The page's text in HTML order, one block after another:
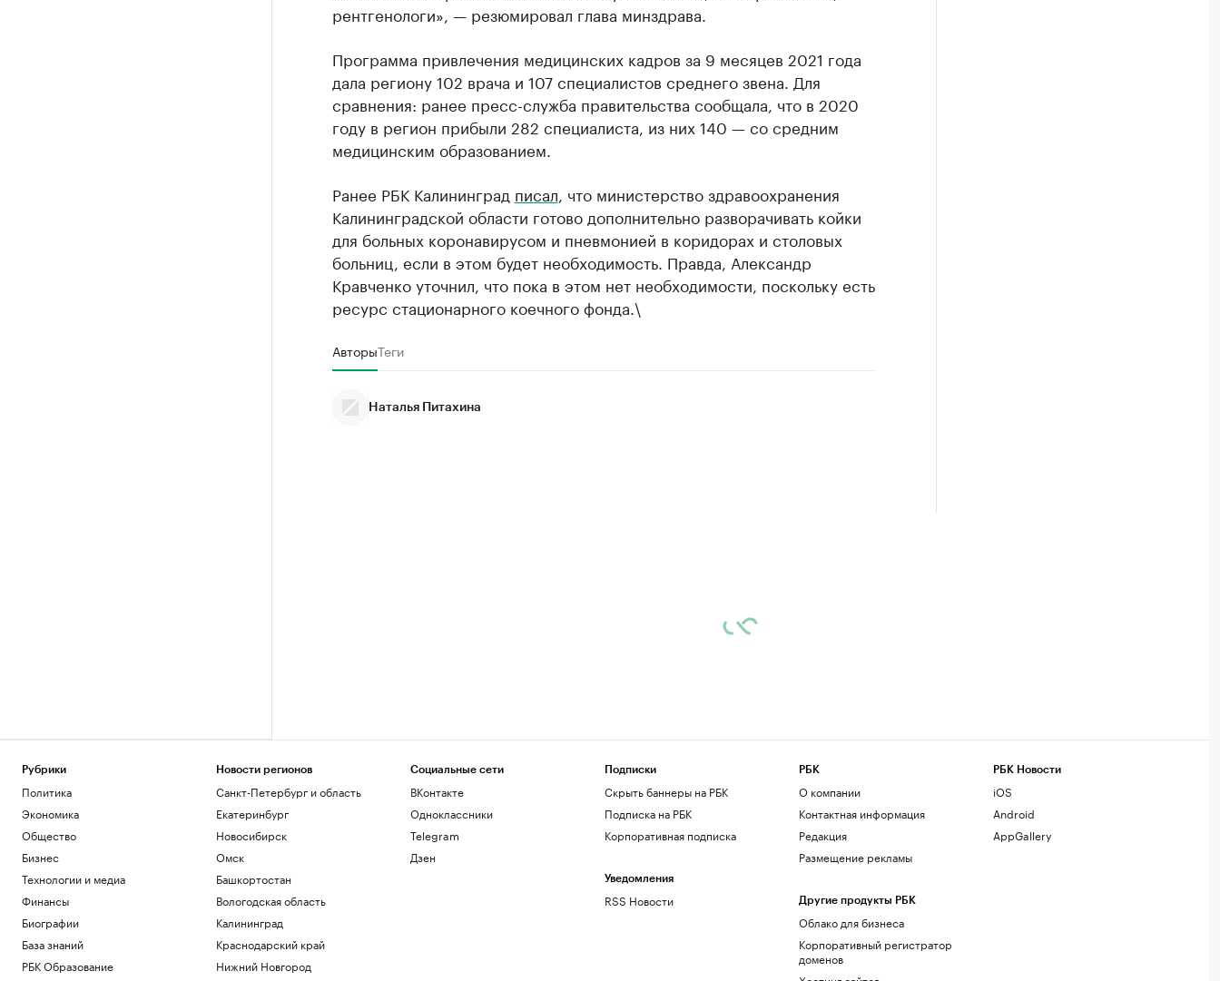
рентгенологи», — резюмировал глава минздрава.
Программа привлечения медицинских кадров за 9 месяцев 2021 года
дала региону 102 врача и 107 специалистов среднего звена. Для
сравнения: ранее пресс-служба правительства сообщала, что в 2020
году в регион прибыли 282 специалиста, из них 140 — со средним
медицинским образованием.
Ранее РБК Калининград писал, что министерство здравоохранения
Калининградской области готово дополнительно разворачивать койки
для больных коронавирусом и пневмонией в коридорах и столовых
больниц, если в этом будет необходимость. Правда, Александр
Кравченко уточнил, что пока в этом нет необходимости, поскольку есть
ресурс стационарного коечного фонда.\
АвторыТеги
Наталья Питахина
Рубрики
Политика
Экономика
Общество
Бизнес
Технологии и медиа
Финансы
Биографии
База знаний
РБК Образование
Новости регионов
Санкт-Петербург и область
Екатеринбург
Новосибирск
Омск
Башкортостан
Вологодская область
Калининград
Краснодарский край
Нижний Новгород
Социальные сети
ВКонтакте
Одноклассники
Telegram
Дзен
Подписки
Скрыть баннеры на РБК
Подписка на РБК
Корпоративная подписка
Уведомления
RSS Новости
РБК
О компании
Контактная информация
Редакция
Размещение рекламы
Другие продукты РБК
Облако для бизнеса
Корпоративный регистратор
доменов
РБК Новости
iOS
Android
AppGallery